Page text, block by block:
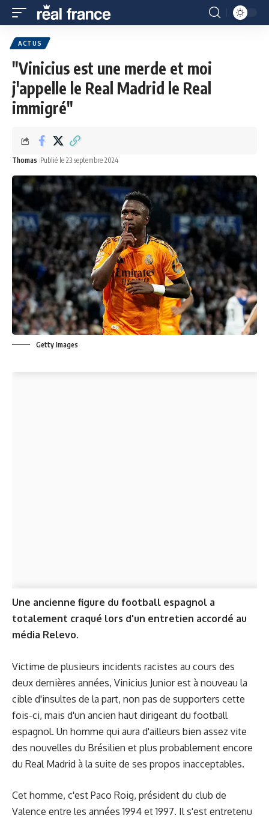
ACTUS
"Vinicius est une merde et moi
j'appelle le Real Madrid le Real
immigré"
Thomas Publié le 23 septembre 2024
Getty Images
Une ancienne figure du football espagnol a
totalement craqué lors d'un entretien accordé au
média Relevo.
Victime de plusieurs incidents racistes au cours des
deux dernières années, Vinicius Junior est à nouveau la
cible d'insultes de la part, non pas de supporters cette
fois-ci, mais d'un ancien haut dirigeant du football
espagnol. Un homme qui aura d'ailleurs bien assez vite
des nouvelles du Brésilien et plus probablement encore
du Real Madrid à la suite de ses propos inacceptables.
Cet homme, c'est Paco Roig, président du club de
Valence entre les années 1994 et 1997. Il s'est entretenu